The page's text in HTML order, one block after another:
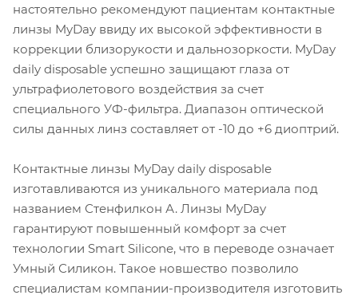
настоятельно рекомендуют пациентам контактные
линзы MyDay ввиду их высокой эффективности в
коррекции близорукости и дальнозоркости. MyDay
daily disposable успешно защищают глаза от
ультрафиолетового воздействия за счет
специального УФ-фильтра. Диапазон оптической
силы данных линз составляет от -10 до +6 диоптрий.
Контактные линзы MyDay daily disposable
изготавливаются из уникального материала под
названием Стенфилкон А. Линзы MyDay
гарантируют повышенный комфорт за счет
технологии Smart Silicone, что в переводе означает
Умный Силикон. Такое новшество позволило
специалистам компании-производителя изготовить